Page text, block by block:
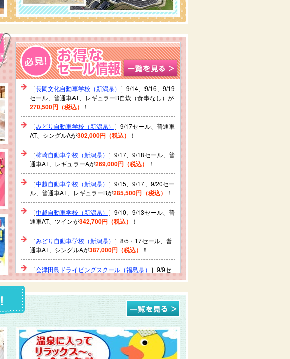
［長岡文化自動車学校（新潟県） ］9/14、9/16、9/19
セール、普通車AT、レギュラーB自炊（食事なし）が
270,500円（税込） ！
［みどり自動車学校（新潟県） ］9/17セール、普通車
AT、シングルAが302,000円（税込） ！
［柿崎自動車学校（新潟県） ］9/17、9/18セール、普
通車AT、レギュラーAが269,000円（税込） ！
［中越自動車学校（新潟県） ］9/15、9/17、9/20セー
ル、普通車AT、レギュラーBが285,500円（税込） ！
［中越自動車学校（新潟県） ］9/10、9/13セール、普
通車AT、ツインが342,700円（税込） ！
［みどり自動車学校（新潟県） ］8/5・17セール、普
通車AT、シングルAが387,000円（税込） ！
［会津田島ドライビングスクール（福島県） ］9/9セ
ール、普通車AT、レギュラーが249,700円（税込）！